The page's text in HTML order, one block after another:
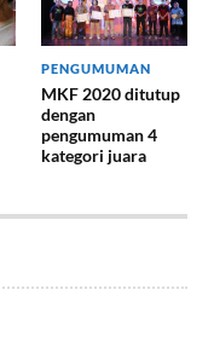
PENGUMUMAN
MKF 2020 ditutup
dengan
pengumuman 4
kategori juara